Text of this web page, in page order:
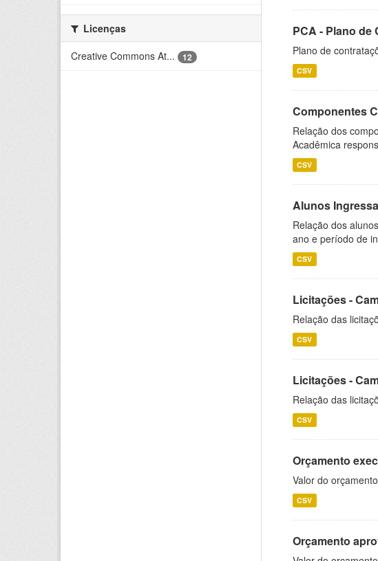
Licenças
Creative Commons At...
12
PCA - Plano
Plano de
CSV
Componentes
Relação dos
Acadêmica
CSV
Alunos
Relação dos
ano e período de
CSV
Licitações -
Relação das
CSV
Licitações -
Relação das
CSV
Orçamento
Valor do
CSV
Orçamento